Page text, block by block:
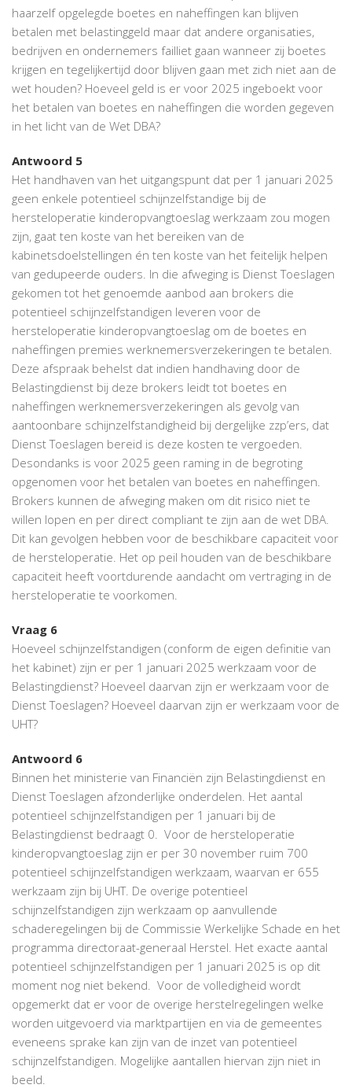
haarzelf opgelegde boetes en naheffingen kan blijven
betalen met belastinggeld maar dat andere organisaties,
bedrijven en ondernemers failliet gaan wanneer zij boetes
krijgen en tegelijkertijd door blijven gaan met zich niet aan de
wet houden? Hoeveel geld is er voor 2025 ingeboekt voor
het betalen van boetes en naheffingen die worden gegeven
in het licht van de Wet DBA?
Antwoord 5
Het handhaven van het uitgangspunt dat per 1 januari 2025
geen enkele potentieel schijnzelfstandige bij de
hersteloperatie kinderopvangtoeslag werkzaam zou mogen
zijn, gaat ten koste van het bereiken van de
kabinetsdoelstellingen én ten koste van het feitelijk helpen
van gedupeerde ouders. In die afweging is Dienst Toeslagen
gekomen tot het genoemde aanbod aan brokers die
potentieel schijnzelfstandigen leveren voor de
hersteloperatie kinderopvangtoeslag om de boetes en
naheffingen premies werknemersverzekeringen te betalen.
Deze afspraak behelst dat indien handhaving door de
Belastingdienst bij deze brokers leidt tot boetes en
naheffingen werknemersverzekeringen als gevolg van
aantoonbare schijnzelfstandigheid bij dergelijke zzp’ers, dat
Dienst Toeslagen bereid is deze kosten te vergoeden.
Desondanks is voor 2025 geen raming in de begroting
opgenomen voor het betalen van boetes en naheffingen.
Brokers kunnen de afweging maken om dit risico niet te
willen lopen en per direct compliant te zijn aan de wet DBA.
Dit kan gevolgen hebben voor de beschikbare capaciteit voor
de hersteloperatie. Het op peil houden van de beschikbare
capaciteit heeft voortdurende aandacht om vertraging in de
hersteloperatie te voorkomen.
Vraag 6
Hoeveel schijnzelfstandigen (conform de eigen definitie van
het kabinet) zijn er per 1 januari 2025 werkzaam voor de
Belastingdienst? Hoeveel daarvan zijn er werkzaam voor de
Dienst Toeslagen? Hoeveel daarvan zijn er werkzaam voor de
UHT?
Antwoord 6
Binnen het ministerie van Financiën zijn Belastingdienst en
Dienst Toeslagen afzonderlijke onderdelen. Het aantal
potentieel schijnzelfstandigen per 1 januari bij de
Belastingdienst bedraagt 0. Voor de hersteloperatie
kinderopvangtoeslag zijn er per 30 november ruim 700
potentieel schijnzelfstandigen werkzaam, waarvan er 655
werkzaam zijn bij UHT. De overige potentieel
schijnzelfstandigen zijn werkzaam op aanvullende
schaderegelingen bij de Commissie Werkelijke Schade en het
programma directoraat-generaal Herstel. Het exacte aantal
potentieel schijnzelfstandigen per 1 januari 2025 is op dit
moment nog niet bekend. Voor de volledigheid wordt
opgemerkt dat er voor de overige herstelregelingen welke
worden uitgevoerd via marktpartijen en via de gemeentes
eveneens sprake kan zijn van de inzet van potentieel
schijnzelfstandigen. Mogelijke aantallen hiervan zijn niet in
beeld.